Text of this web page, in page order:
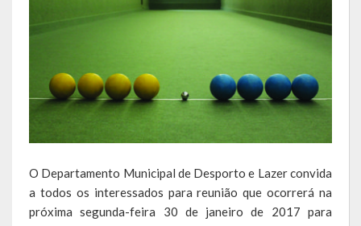
Secretarias
Administração, Fazenda e Planejamento
Desenvolvimento Econômico
Desenvolvimento Social
Educação, Cultura, Turismo, Desporto e Lazer
O Departamento Municipal de Desporto e Lazer convida
a todos os interessados para reunião que ocorrerá na
próxima segunda-feira 30 de janeiro de 2017 para